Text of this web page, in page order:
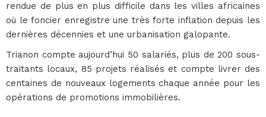
rendue de plus en plus difficile dans les villes africaines
où le foncier enregistre une très forte inflation depuis les
dernières décennies et une urbanisation galopante.
Trianon compte aujourd’hui 50 salariés, plus de 200 sous-
traitants locaux, 85 projets réalisés et compte livrer des
centaines de nouveaux logements chaque année pour les
opérations de promotions immobilières.